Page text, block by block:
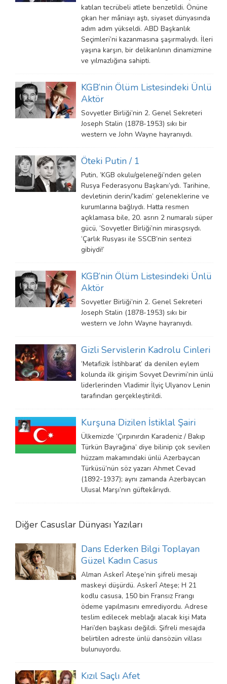
katılan tecrübeli atlete benzetildi. Önüne
çıkan her mâniayı aştı, siyaset dünyasında
adım adım yükseldi. ABD Başkanlık
Seçimleri’ni kazanmasına şaşırmalıydı. İleri
yaşına karşın, bir delikanlının dinamizmine
ve yılmazlığına sahipti.
KGB’nin Ölüm Listesindeki Ünlü
Aktör
Sovyetler Birliği’nin 2. Genel Sekreteri
Joseph Stalin (1878-1953) sıkı bir
western ve John Wayne hayranıydı.
Öteki Putin / 1
Putin, ‘KGB okulu/geleneği’nden gelen
Rusya Federasyonu Başkanı’ydı. Tarihine,
devletinin derin/‘kadim’ geleneklerine ve
kurumlarına bağlıydı. Hatta resmen
açıklamasa bile, 20. asrın 2 numaralı süper
gücü, ‘Sovyetler Birliği’nin mirasçısıydı.
‘Çarlık Rusyası ile SSCB’nin sentezi
gibiydi!’
KGB’nin Ölüm Listesindeki Ünlü
Aktör
Sovyetler Birliği’nin 2. Genel Sekreteri
Joseph Stalin (1878-1953) sıkı bir
western ve John Wayne hayranıydı.
Gizli Servislerin Kadrolu Cinleri
‘Metafizik İstihbarat’ da denilen eylem
kolunda ilk girişim Sovyet Devrimi’nin ünlü
liderlerinden Vladimir İlyiç Ulyanov Lenin
tarafından gerçekleştirildi.
Kurşuna Dizilen İstiklal Şairi
Ülkemizde ‘Çırpınırdın Karadeniz / Bakıp
Türkün Bayrağına’ diye bilinip çok sevilen
hüzzam makamındaki ünlü Azerbaycan
Türküsü’nün söz yazarı Ahmet Cevad
(1892-1937); aynı zamanda Azerbaycan
Ulusal Marşı’nın güftekârıydı.
Diğer Casuslar Dünyası Yazıları
Dans Ederken Bilgi Toplayan
Güzel Kadın Casus
Alman Askerî Ateşe’nin şifreli mesajı
maskeyi düşürdü. Askerî Ateşe; H 21
kodlu casusa, 150 bin Fransız Frangı
ödeme yapılmasını emrediyordu. Adrese
teslim edilecek meblağı alacak kişi Mata
Hari’den başkası değildi. Şifreli mesajda
belirtilen adreste ünlü dansözün villası
bulunuyordu.
Kızıl Saçlı Afet